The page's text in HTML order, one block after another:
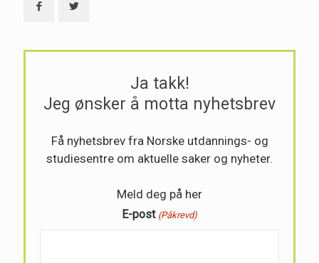
Ja takk!
Jeg ønsker å motta nyhetsbrev
Få nyhetsbrev fra Norske utdannings- og
studiesentre om aktuelle saker og nyheter.
Meld deg på her
E-post (Påkrevd)